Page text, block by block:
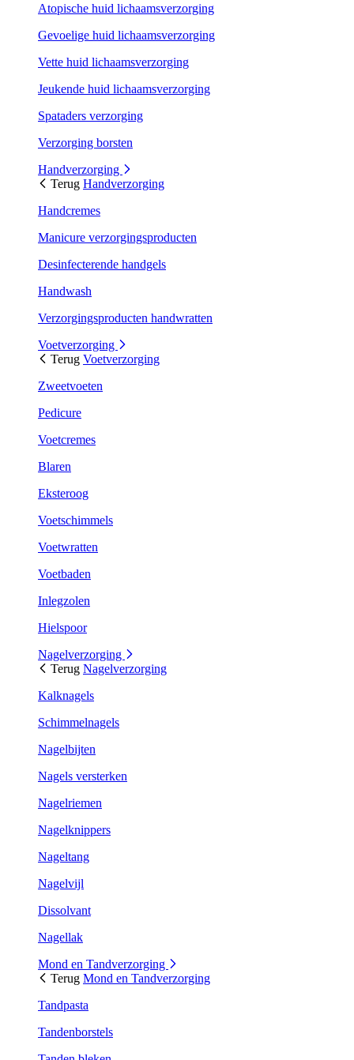
Atopische huid lichaamsverzorging
Gevoelige huid lichaamsverzorging
Vette huid lichaamsverzorging
Jeukende huid lichaamsverzorging
Spataders verzorging
Verzorging borsten
Handverzorging
Terug Handverzorging
Handcremes
Manicure verzorgingsproducten
Desinfecterende handgels
Handwash
Verzorgingsproducten handwratten
Voetverzorging
Terug Voetverzorging
Zweetvoeten
Pedicure
Voetcremes
Blaren
Eksteroog
Voetschimmels
Voetwratten
Voetbaden
Inlegzolen
Hielspoor
Nagelverzorging
Terug Nagelverzorging
Kalknagels
Schimmelnagels
Nagelbijten
Nagels versterken
Nagelriemen
Nagelknippers
Nageltang
Nagelvijl
Dissolvant
Nagellak
Mond en Tandverzorging
Terug Mond en Tandverzorging
Tandpasta
Tandenborstels